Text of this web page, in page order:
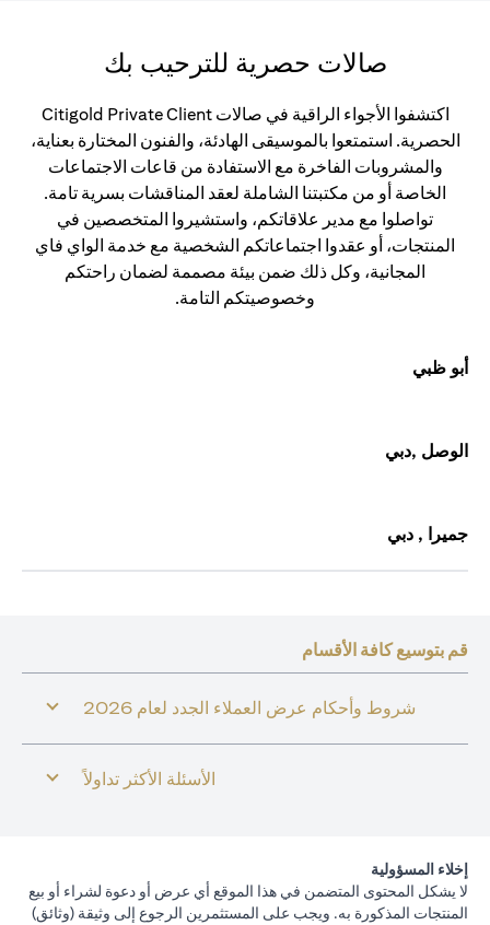
صالات حصرية للترحيب بك
اكتشفوا الأجواء الراقية في صالات Citigold Private Client
الحصرية. استمتعوا بالموسيقى الهادئة، والفنون المختارة بعناية،
والمشروبات الفاخرة مع الاستفادة من قاعات الاجتماعات
الخاصة أو من مكتبتنا الشاملة لعقد المناقشات بسرية تامة.
تواصلوا مع مدير علاقاتكم، واستشيروا المتخصصين في
المنتجات، أو عقدوا اجتماعاتكم الشخصية مع خدمة الواي فاي
المجانية، وكل ذلك ضمن بيئة مصممة لضمان راحتكم
وخصوصيتكم التامة.
أبو ظبي
الوصل ,دبي
جميرا , دبي
قم بتوسيع كافة الأقسام
شروط وأحكام عرض العملاء الجدد لعام 2026
الأسئلة الأكثر تداولاً
إخلاء المسؤولية
لا يشكل المحتوى المتضمن في هذا الموقع أي عرض أو دعوة لشراء أو بيع
المنتجات المذكورة به. ويجب على المستثمرين الرجوع إلى وثيقة (وثائق)